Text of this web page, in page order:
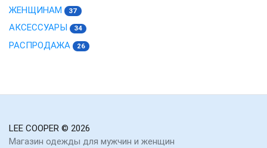
ЖЕНЩИНАМ 37
АКСЕССУАРЫ 34
РАСПРОДАЖА 26
LEE COOPER © 2026
Магазин одежды для мужчин и женщин